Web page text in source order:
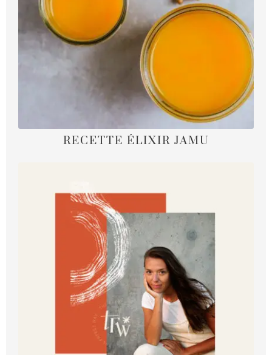
RECETTE ÉLIXIR JAMU